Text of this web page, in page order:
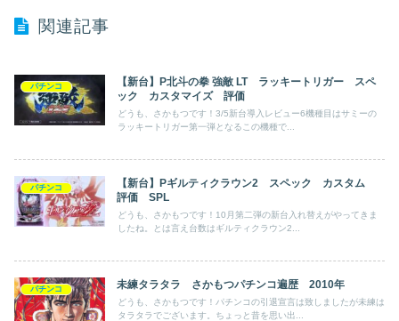
関連記事
パチンコ
【新台】P北斗の拳 強敵 LT ラッキートリガー スペ
ック カスタマイズ 評価
どうも、さかもつです！3/5新台導入レビュー6機種目はサミーの
ラッキートリガー第一弾となるこの機種で...
パチンコ
【新台】Pギルティクラウン2 スペック カスタム
評価 SPL
どうも、さかもつです！10月第二弾の新台入れ替えがやってきま
したね。とは言え台数はギルティクラウン2...
パチンコ 未練タラタラ さかもつパチンコ遍歴 2010年
どうも、さかもつです！パチンコの引退宣言は致しましたが未練は
タラタラでございます。ちょっと昔を思い出...